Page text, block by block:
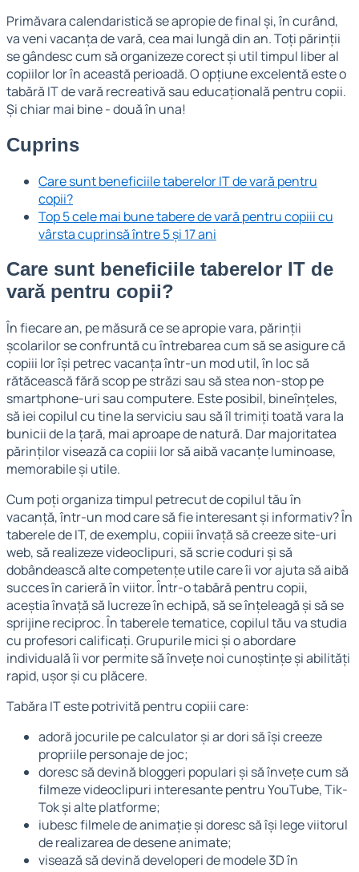
Primăvara calendaristică se apropie de final și, în curând,
va veni vacanța de vară, cea mai lungă din an. Toți părinții
se gândesc cum să organizeze corect și util timpul liber al
copiilor lor în această perioadă. O opțiune excelentă este o
tabără IT de vară recreativă sau educațională pentru copii.
Și chiar mai bine - două în una!
Cuprins
Care sunt beneficiile taberelor IT de vară pentru
copii?
Top 5 cele mai bune tabere de vară pentru copiii cu
vârsta cuprinsă între 5 și 17 ani
Care sunt beneficiile taberelor IT de
vară pentru copii?
În fiecare an, pe măsură ce se apropie vara, părinții
școlarilor se confruntă cu întrebarea cum să se asigure că
copiii lor își petrec vacanța într-un mod util, în loc să
rătăcească fără scop pe străzi sau să stea non-stop pe
smartphone-uri sau computere. Este posibil, bineînțeles,
să iei copilul cu tine la serviciu sau să îl trimiți toată vara la
bunicii de la țară, mai aproape de natură. Dar majoritatea
părinților visează ca copiii lor să aibă vacanțe luminoase,
memorabile și utile.
Cum poți organiza timpul petrecut de copilul tău în
vacanță, într-un mod care să fie interesant și informativ? În
taberele de IT, de exemplu, copiii învață să creeze site-uri
web, să realizeze videoclipuri, să scrie coduri și să
dobândească alte competențe utile care îi vor ajuta să aibă
succes în carieră în viitor. Într-o tabără pentru copii,
aceștia învață să lucreze în echipă, să se înțeleagă și să se
sprijine reciproc. În taberele tematice, copilul tău va studia
cu profesori calificați. Grupurile mici și o abordare
individuală îi vor permite să învețe noi cunoștințe și abilități
rapid, ușor și cu plăcere.
Tabăra IT este potrivită pentru copiii care:
adoră jocurile pe calculator și ar dori să își creeze
propriile personaje de joc;
doresc să devină bloggeri populari și să învețe cum să
filmeze videoclipuri interesante pentru YouTube, Tik-
Tok și alte platforme;
iubesc filmele de animație și doresc să își lege viitorul
de realizarea de desene animate;
visează să devină developeri de modele 3D în